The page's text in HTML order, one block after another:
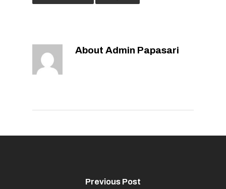
About Admin Papasari
Previous Post